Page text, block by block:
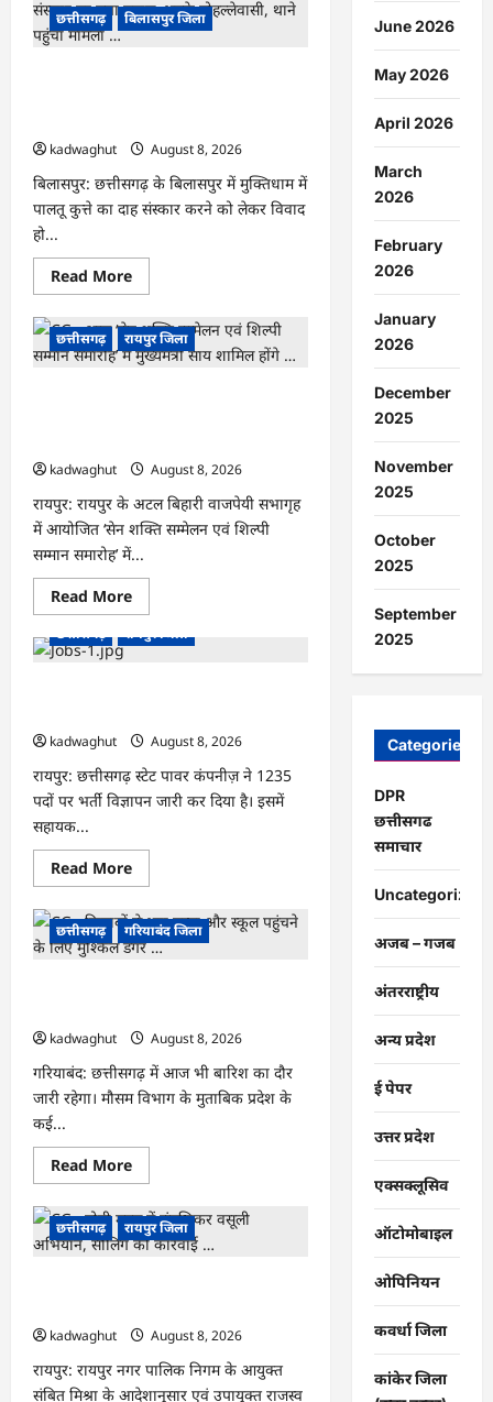
एक
पेड़
माँ
एवं
पर्यावरण
संरक्षण
का
दिया
गया
…
छत्तीसगढ़ बिलासपुर जिला
kadwaghut
August 8, 2026
बिलासपुर: छत्तीसगढ़ के बिलासपुर में मुक्तिधाम में
पालतू कुत्ते का दाह संस्कार करने को लेकर विवाद
हो...
Read MoreRead
more
CG
:
मुक्तिधाम
में
पर
मचा
भड़के
मोहल्लेवासी,
थाने
पहुंचा
…
छत्तीसगढ़ रायपुर जिला
kadwaghut
August 8, 2026
रायपुर: रायपुर के अटल बिहारी वाजपेयी सभागृह
में आयोजित ‘सेन शक्ति सम्मेलन एवं शिल्पी
सम्मान समारोह’ में...
Read MoreRead
more
CG
एवं
शिल्पी
सम्मान
समारोह’
में
मुख्यमंत्री
होंगे
…
छत्तीसगढ़ रायपुर जिला
kadwaghut
August 8, 2026
रायपुर: छत्तीसगढ़ स्टेट पावर कंपनीज़ ने 1235
पदों पर भर्ती विज्ञापन जारी कर दिया है। इसमें
सहायक...
Read MoreRead
more
CG
:
CG
Job
में
भर्ती
…
छत्तीसगढ़ गरियाबंद जिला
kadwaghut
August 8, 2026
गरियाबंद: छत्तीसगढ़ में आज भी बारिश का दौर
जारी रहेगा। मौसम विभाग के मुताबिक प्रदेश के
कई...
Read MoreRead
more
CG
:
किताबों
से
पहुंचने
लिए
मुश्किल
डगर
छत्तीसगढ़ रायपुर जिला
kadwaghut
August 8, 2026
रायपुर: रायपुर नगर पालिक निगम के आयुक्त
संबित मिश्रा के आदेशानुसार एवं उपायुक्त राजस्व
June 2026
May 2026
April 2026
March
2026
February
2026
January
2026
December
2025
November
2025
October
2025
September
2025
Categories
DPR
छत्तीसगढ
समाचार
Uncategorized
अजब – गजब
अंतरराष्ट्रीय
अन्य प्रदेश
ई पेपर
उत्तर प्रदेश
एक्सक्लूसिव
ऑटोमोबाइल
ओपिनियन
कवर्धा जिला
कांकेर जिला